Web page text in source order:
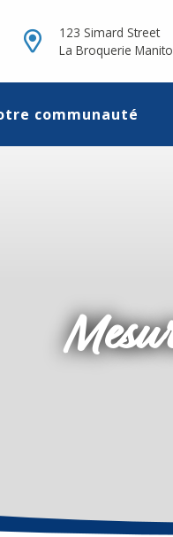
123 Simard Street
La Broquerie
communauté